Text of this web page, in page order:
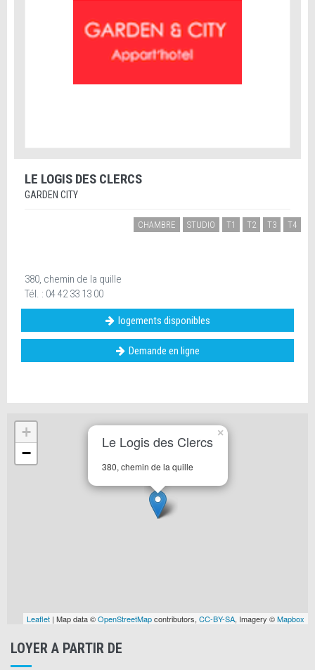
LE LOGIS DES CLERCS
GARDEN CITY
CHAMBRE STUDIO T1 T2 T3 T4
380, chemin de la quille
Tél. : 04 42 33 13 00
logements disponibles
Demande en ligne
Le Logis des Clercs
380, chemin de la quille
×
+
−
Leaflet | Map data ©OpenStreetMapcontributors, CC-BY-SA, Imagery ©Mapbox
LOYER A PARTIR DE